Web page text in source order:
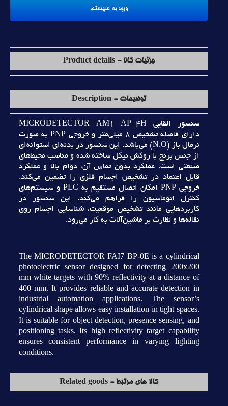
جزئیات کالا - Product details
توضیحات - Description
سنسور القايي MICRODETECTOR AM1 AP-4H
داراي فاصله تشخيص 8 ميلي‌متر و خروجي PNP به صورت
نرمال باز (N.O) مي‌باشد. اين سنسور در بدنه‌اي استوانه‌اي
از جنس برنج با روکش نيکل ساخته شده و مناسب محيط‌هاي
صنعتي است. عملکرد بدون تماس آن، دوام بالا و عملکرد
قابل اعتماد در تشخيص اجسام فلزي را تضمين مي‌کند.
خروجي PNP امکان اتصال مستقيم به PLC و سيستم‌هاي
کنترل اتوماسيون را فراهم مي‌کند. اين سنسور در
کاربردهايي مانند تشخيص موقعيت، شناسايي اجسام روي
نقاله‌ها و نظارت بر ماشين‌آلات به کار مي‌رود.
The MICRODETECTOR FAI7 BP-0E is a cylindrical
photoelectric sensor designed for detecting 200x200
mm white targets with 90% reflectivity at a distance of
400 mm. It provides reliable and accurate detection in
industrial automation applications. The sensor’s
cylindrical shape allows easy installation in tight spaces.
It is suitable for object detection, presence sensing, and
positioning tasks. Its high reflectivity target capability
ensures consistent performance in varying lighting
conditions.
کالا های مرتبط - Related goods